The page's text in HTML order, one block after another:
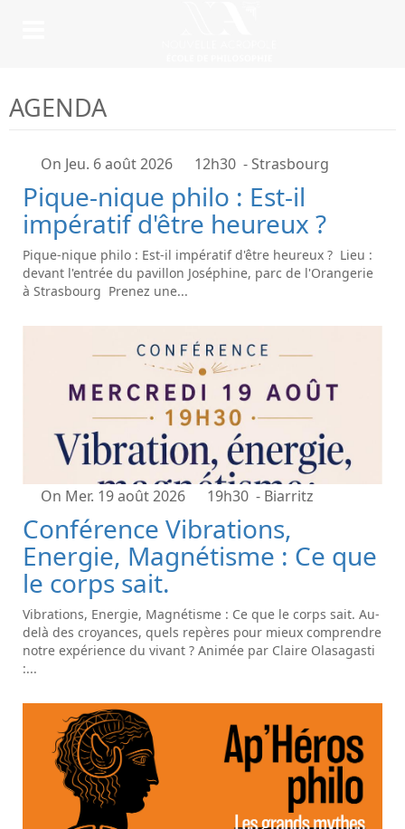
AGENDA
On Jeu. 6 août 2026 12h30 - Strasbourg
Pique-nique philo : Est-il
impératif d'être heureux ?
Pique-nique philo : Est-il impératif d'être heureux ? Lieu :
devant l'entrée du pavillon Joséphine, parc de l'Orangerie
à Strasbourg Prenez une...
On Mer. 19 août 2026 19h30 - Biarritz
Conférence Vibrations,
Energie, Magnétisme : Ce que
le corps sait.
Vibrations, Energie, Magnétisme : Ce que le corps sait. Au-
delà des croyances, quels repères pour mieux comprendre
notre expérience du vivant ? Animée par Claire Olasagasti
:...